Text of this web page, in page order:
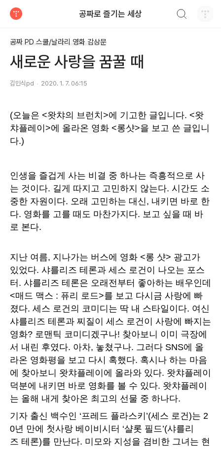
공짜로 즐기는 세상
공짜 PD 스쿨/날라리 영화 감상문
새로운 사랑을 꿈꿀 때
김민식pd 2020. 1. 7. 06:15
(오늘은 <왓챠의 브런치>에 기고한 글입니다. <왓
챠플레이>에 올라온 영화 <롱샷>을 보고 쓴 글입니
다.)
인생을 즐겁게 사는 비결 중 하나는 즉흥적으로 사
는 것이다. 길게 따지고 고민하지 않는다. 시간도 소
중한 자원이다. 오래 고민하는 대신, 내키면 바로 한
다. 영화를 고를 때도 마찬가지다. 보고 싶을 때 바
로 본다.
지난 여름, 지나가는 버스에 영화 <롱 샷> 광고가
있었다. 샤를리즈 테론과 세스 로건이 나오는 포스
터. 샤를리즈 테론은 오래전부터 좋아하는 배우인데
<매드 맥스 : 퓨리 로드>를 보고 다시금 사랑에 빠
졌다. 세스 로건의 코미디는 딱 내 스타일이다. 여신
샤를리즈 테론과 찌질이 세스 로건이 사랑에 빠지는
영화? 로맨틱 코미디겠구나! 찾아보니 이미 극장에
서 내린 후였다. 아차, 놓쳤구나. 그러다 SNS에 올
라온 영화평을 보고 다시 혹했다. 혹시나 하는 마음
에 찾아보니 왓챠플레이에 올라와 있다. 왓챠플레이
덕분에 내키면 바로 영화를 볼 수 있다. 왓챠플레이
는 올해 내게 찾아온 최고의 선물 중 하나다.
기자 출신 백수인 ‘프레드 플라스키’(세스 로건)는 2
0년 만에 첫사랑 베이비시터 ‘샬롯 필드’(샤를리
즈 테론)를 만난다. 미모와 지성을 겸비한 그녀는 현